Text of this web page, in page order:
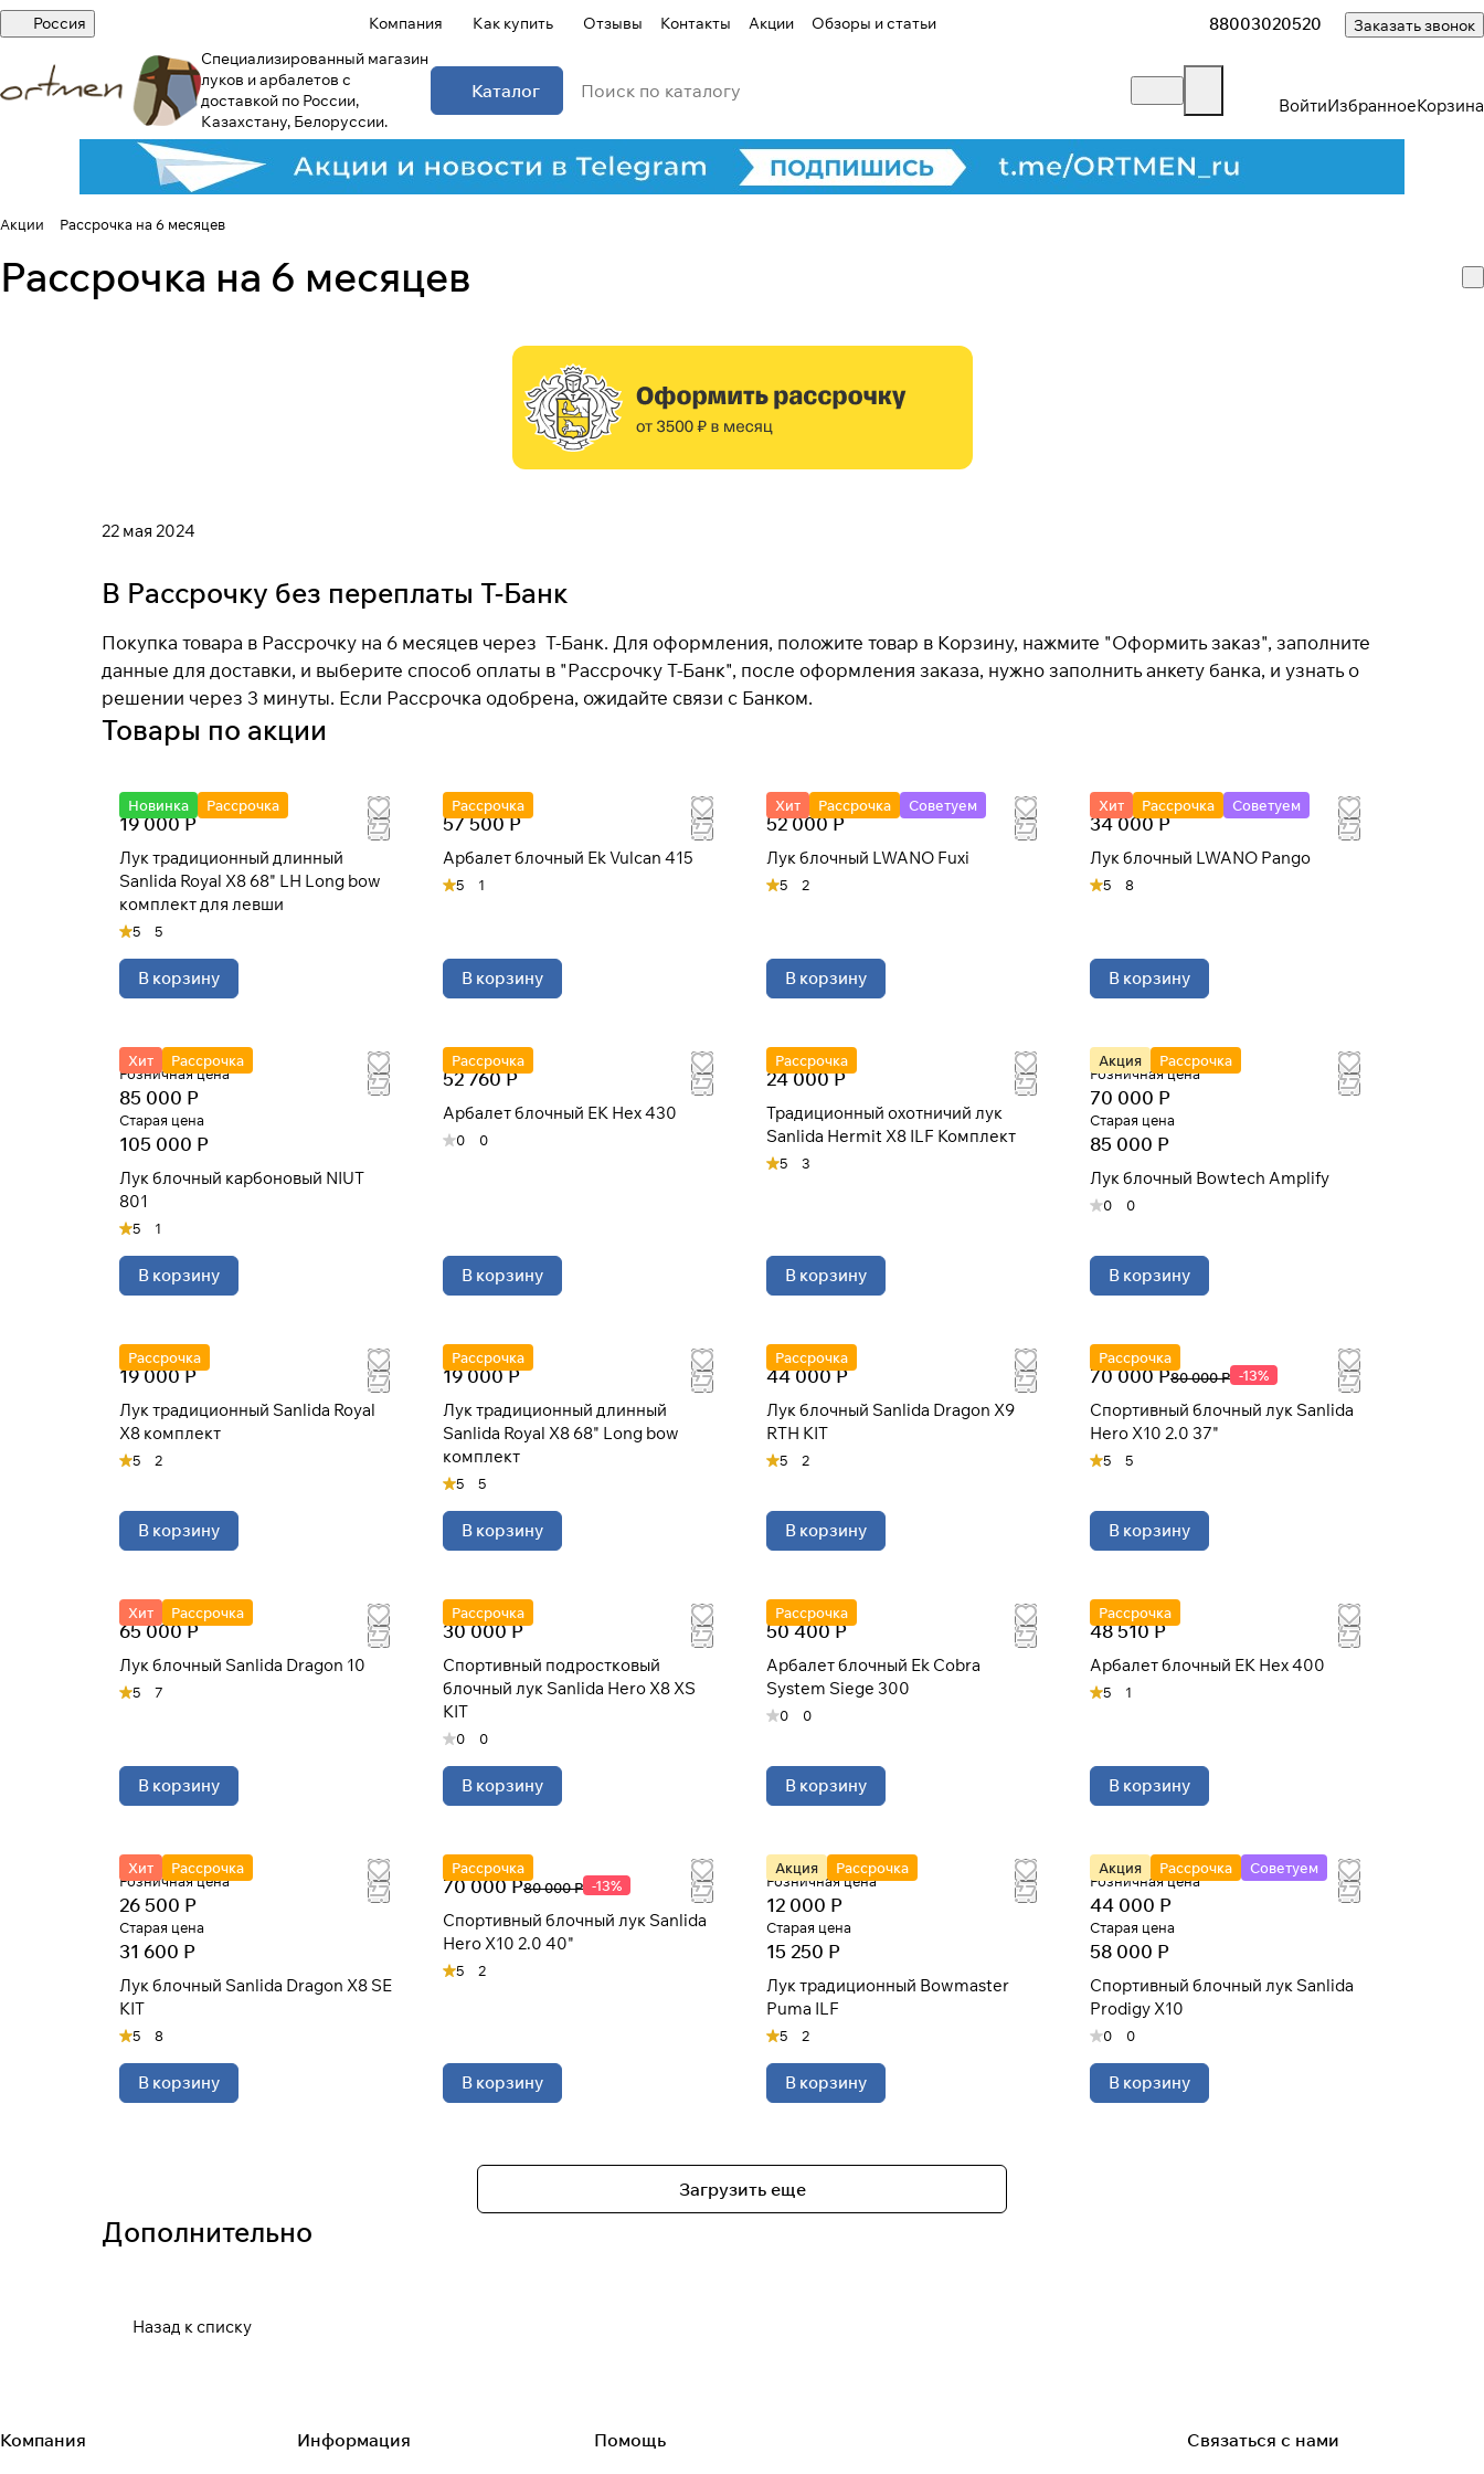
Россия Компания Как купить Отзывы Контакты Акции Обзоры и статьи 88003020520 Заказать звонок
Специализированный магазин
луков и арбалетов с
доставкой по России,
Казахстану, Белоруссии.
Каталог
ВойтиИзбранноеКорзина
Акции Рассрочка на 6 месяцев
Рассрочка на 6 месяцев
22 мая 2024
В Рассрочку без переплаты Т-Банк
Покупка товара в Рассрочку на 6 месяцев через Т-Банк. Для оформления, положите товар в Корзину, нажмите "Оформить заказ", заполните
данные для доставки, и выберите способ оплаты в "Рассрочку Т-Банк", после оформления заказа, нужно заполнить анкету банка, и узнать о
решении через 3 минуты. Если Рассрочка одобрена, ожидайте связи с Банком.
Товары по акции
Новинка Рассрочка
19 000 Р
Лук традиционный длинный
Sanlida Royal X8 68" LH Long bow
комплект для левши
5 5
В корзину
Рассрочка
57 500 Р
Арбалет блочный Ek Vulcan 415
5 1
В корзину
Хит Рассрочка Советуем
52 000 Р
Лук блочный LWANO Fuxi
5 2
В корзину
Хит Рассрочка Советуем
34 000 Р
Лук блочный LWANO Pango
5 8
В корзину
Хит Рассрочка
Розничная цена
85 000 Р
Старая цена
105 000 Р
Лук блочный карбоновый NIUT
801
5 1
В корзину
Рассрочка
52 760 Р
Арбалет блочный EK Hex 430
0 0
В корзину
Рассрочка
24 000 Р
Традиционный охотничий лук
Sanlida Hermit X8 ILF Комплект
5 3
В корзину
Акция Рассрочка
Розничная цена
70 000 Р
Старая цена
85 000 Р
Лук блочный Bowtech Amplify
0 0
В корзину
Рассрочка
19 000 Р
Лук традиционный Sanlida Royal
X8 комплект
5 2
В корзину
Рассрочка
19 000 Р
Лук традиционный длинный
Sanlida Royal X8 68" Long bow
комплект
5 5
В корзину
Рассрочка
44 000 Р
Лук блочный Sanlida Dragon X9
RTH KIT
5 2
В корзину
Рассрочка
70 000 Р80 000 Р -13%
Спортивный блочный лук Sanlida
Hero X10 2.0 37"
5 5
В корзину
Хит Рассрочка
65 000 Р
Лук блочный Sanlida Dragon 10
5 7
В корзину
Рассрочка
30 000 Р
Спортивный подростковый
блочный лук Sanlida Hero X8 XS
KIT
0 0
В корзину
Рассрочка
50 400 Р
Арбалет блочный Ek Cobra
System Siege 300
0 0
В корзину
Рассрочка
48 510 Р
Арбалет блочный EK Hex 400
5 1
В корзину
Хит Рассрочка
Розничная цена
26 500 Р
Старая цена
31 600 Р
Лук блочный Sanlida Dragon X8 SE
KIT
5 8
В корзину
Рассрочка
70 000 Р80 000 Р -13%
Спортивный блочный лук Sanlida
Hero X10 2.0 40"
5 2
В корзину
Акция Рассрочка
Розничная цена
12 000 Р
Старая цена
15 250 Р
Лук традиционный Bowmaster
Puma ILF
5 2
В корзину
Акция Рассрочка Советуем
Розничная цена
44 000 Р
Старая цена
58 000 Р
Спортивный блочный лук Sanlida
Prodigy X10
0 0
В корзину
Загрузить еще
Дополнительно
Назад к списку
Компания Информация Помощь Связаться с нами